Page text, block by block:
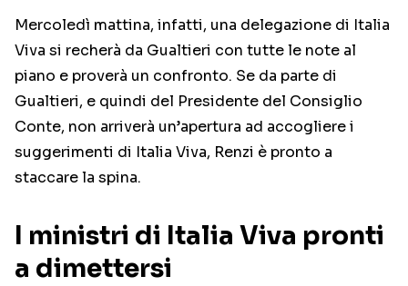
Mercoledì mattina, infatti, una delegazione di Italia
Viva si recherà da Gualtieri con tutte le note al
piano e proverà un confronto. Se da parte di
Gualtieri, e quindi del Presidente del Consiglio
Conte, non arriverà un’apertura ad accogliere i
suggerimenti di Italia Viva, Renzi è pronto a
staccare la spina.
I ministri di Italia Viva pronti
a dimettersi